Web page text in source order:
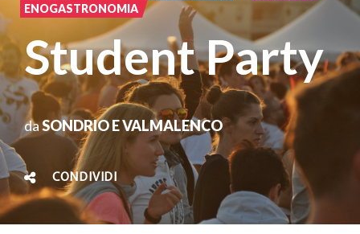
IT
#InLOMBARDIA
ENOGASTRONOMIA
Student Party
daSONDRIO E VALMALENCO
CONDIVIDI